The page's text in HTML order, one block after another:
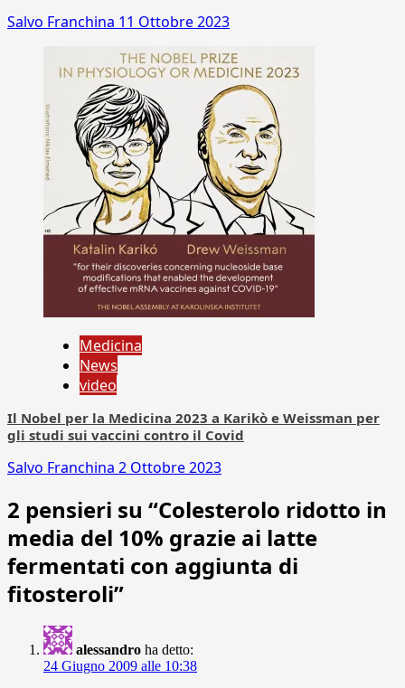
Salvo Franchina 11 Ottobre 2023
Medicina
News
video
Il Nobel per la Medicina 2023 a Karikò e Weissman per
gli studi sui vaccini contro il Covid
Salvo Franchina 2 Ottobre 2023
2 pensieri su “Colesterolo ridotto in
media del 10% grazie ai latte
fermentati con aggiunta di
fitosteroli”
alessandro ha detto:
24 Giugno 2009 alle 10:38